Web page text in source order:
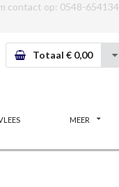
contact op: 0548-654134
Totaal € 0,00
MEER